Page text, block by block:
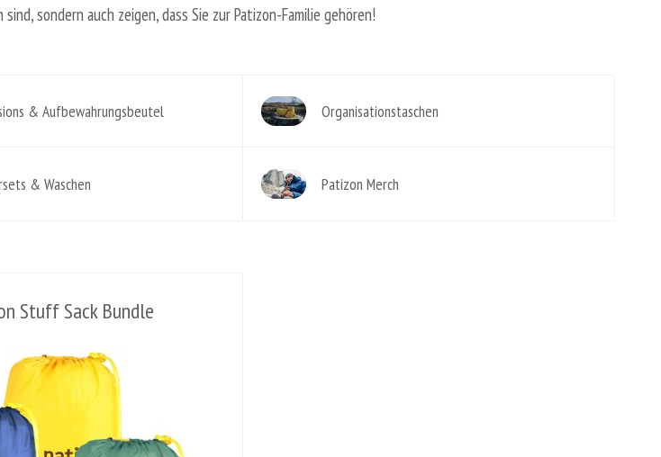
sondern auch zeigen, dass Sie zur Patizon-Familie gehören!
& Aufbewahrungsbeutel Organisationstaschen
& Waschen Patizon Merch
Stuff Sack Bundle